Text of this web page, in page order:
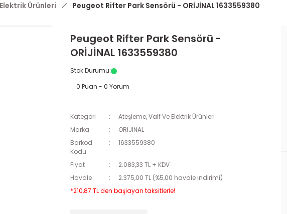
Ürünleri Peugeot Rifter Park Sensörü - ORİJİNAL 1633559380
Peugeot Rifter Park Sensörü -
ORİJİNAL 1633559380
Stok Durumu:
0 Puan - 0 Yorum
Kategori
Ateşleme, Valf Ve Elektrik Ürünleri
Marka
ORIJINAL
Barkod
Kodu
1633559380
Fiyat
2.083,33 TL + KDV
Havale
2.375,00 TL (%5,00 havale indirimi)
*210,87 TL den başlayan taksitlerle!